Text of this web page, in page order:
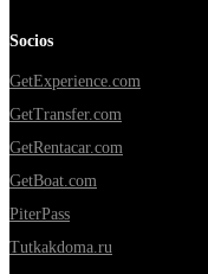
Socios
GetExperience.com
GetTransfer.com
GetRentacar.com
GetBoat.com
PiterPass
Tutkakdoma.ru